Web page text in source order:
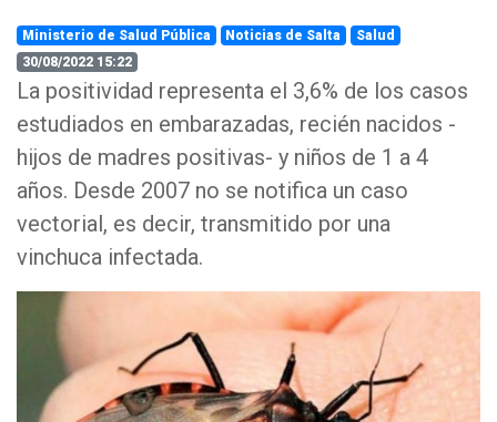
Ministerio de Salud Pública Noticias de Salta
Salud
30/08/2022 15:22
La positividad representa el 3,6% de los casos
estudiados en embarazadas, recién nacidos -
hijos de madres positivas- y niños de 1 a 4
años. Desde 2007 no se notifica un caso
vectorial, es decir, transmitido por una
vinchuca infectada.